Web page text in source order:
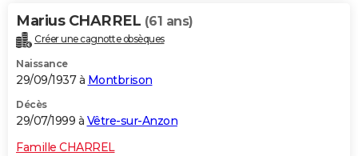
Marius CHARREL (61 ans)
Créer une cagnotte obsèques
Naissance
29/09/1937 à Montbrison
Décès
29/07/1999 à Vêtre-sur-Anzon
Famille CHARREL